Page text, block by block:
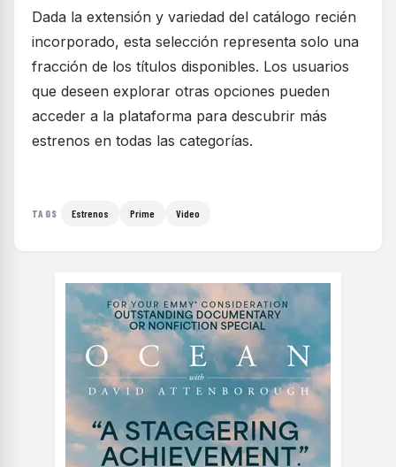
Dada la extensión y variedad del catálogo recién
incorporado, esta selección representa solo una
fracción de los títulos disponibles. Los usuarios
que deseen explorar otras opciones pueden
acceder a la plataforma para descubrir más
estrenos en todas las categorías.
TAGS Estrenos Prime Video